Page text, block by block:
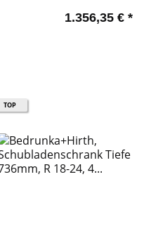
1.356,35 € *
TOP